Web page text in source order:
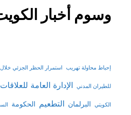
وسوم أخبار
إحباط محاولة تهريب استمرار الحظر الجزئي
للطيران المدني الإدارة العامة
الكويتي البرلمان التطعيم الحكومة